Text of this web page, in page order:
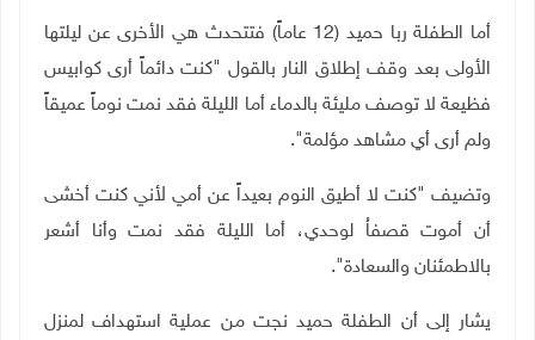
أما الطفلة ربا حميد (12 عاماً) فتتحدث هي الأخرى عن ليلتها
الأولى بعد وقف إطلاق النار بالقول "كنت دائماً أرى كوابيس
فظيعة لا توصف مليئة بالدماء أما الليلة فقد نمت نوماً عميقاً
ولم أرى أي مشاهد مؤلمة".
وتضيف "كنت لا أطيق النوم بعيداً عن أمي لأني كنت أخشى
أن أموت قصفاُ لوحدي، أما الليلة فقد نمت وأنا أشعر
بالاطمئنان والسعادة".
يشار إلى أن الطفلة حميد نجت من عملية استهداف لمنزل